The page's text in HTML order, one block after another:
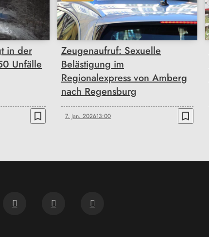
in der
Unfälle
bookmark_border
Zeugenaufruf: Sexuelle
Belästigung im
Regionalexpress von Amberg
nach Regensburg
7. Jan. 202613:00 bookmark_border